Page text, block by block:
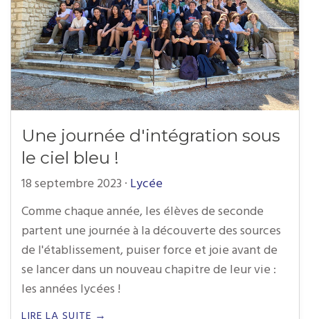
Une journée d'intégration sous
le ciel bleu !
18 septembre 2023 · Lycée
Comme chaque année, les élèves de seconde
partent une journée à la découverte des sources
de l'établissement, puiser force et joie avant de
se lancer dans un nouveau chapitre de leur vie :
les années lycées !
LIRE LA SUITE →